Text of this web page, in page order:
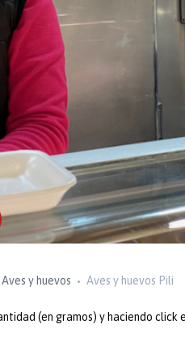
Aves y huevos Aves y huevos Pili
(en gramos) y haciendo click